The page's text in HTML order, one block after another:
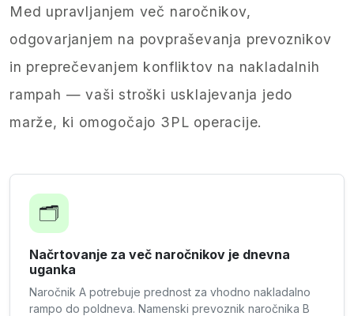
Med upravljanjem več naročnikov,
odgovarjanjem na povpraševanja prevoznikov
in preprečevanjem konfliktov na nakladalnih
rampah — vaši stroški usklajevanja jedo
marže, ki omogočajo 3PL operacije.
🗂️
Načrtovanje za več naročnikov je dnevna
uganka
Naročnik A potrebuje prednost za vhodno nakladalno
rampo do poldneva. Namenski prevoznik naročnika B